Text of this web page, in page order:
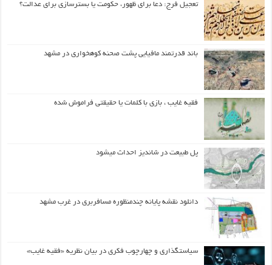
تعجیل فرج: دعا برای ظهور، حکومت یا بسترسازی برای عدالت؟
باند قدرتمند مافیایی پشت صحنه کوهخواری در مشهد
فقیه غایب ، بازی با کلمات یا حقیقتی فراموش شده
پل طبیعت در شاندیز احداث میشود
دانلود نقشه پایانه چندمنظوره مسافربری در غرب مشهد
سیاستگذاری و چهارچوب فکری در بیان نظریه «فقیه غایب»